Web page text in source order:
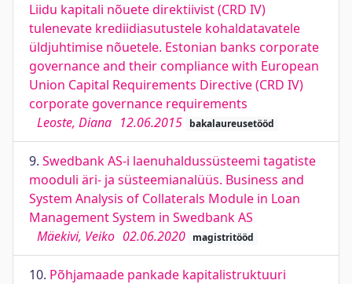
Liidu kapitali nõuete direktiivist (CRD IV)
tulenevate krediidiasutustele kohaldatavatele
üldjuhtimise nõuetele. Estonian banks corporate
governance and their compliance with European
Union Capital Requirements Directive (CRD IV)
corporate governance requirements
Leoste, Diana 12.06.2015 bakalaureusetööd
9. Swedbank AS-i laenuhaldussüsteemi tagatiste
mooduli äri- ja süsteemianalüüs. Business and
System Analysis of Collaterals Module in Loan
Management System in Swedbank AS
Mäekivi, Veiko 02.06.2020 magistritööd
10. Põhjamaade pankade kapitalistruktuuri